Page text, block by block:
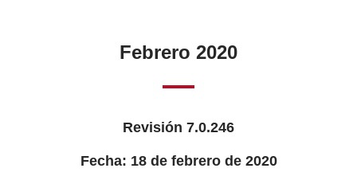
Febrero 2020
Revisión 7.0.246
Fecha: 18 de febrero de 2020